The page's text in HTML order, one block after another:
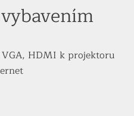
HDMI k projektoru